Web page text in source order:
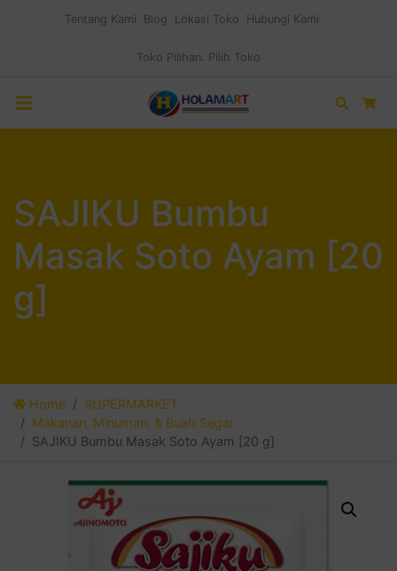
Tentang Kami Blog Lokasi Toko Hubungi Kami
Toko Pilihan: Pilih Toko
Search
SAJIKU Bumbu
Masak Soto Ayam [20
g]
Home
SUPERMARKET
Makanan, Minuman, & Buah Segar
SAJIKU Bumbu Masak Soto Ayam [20 g]